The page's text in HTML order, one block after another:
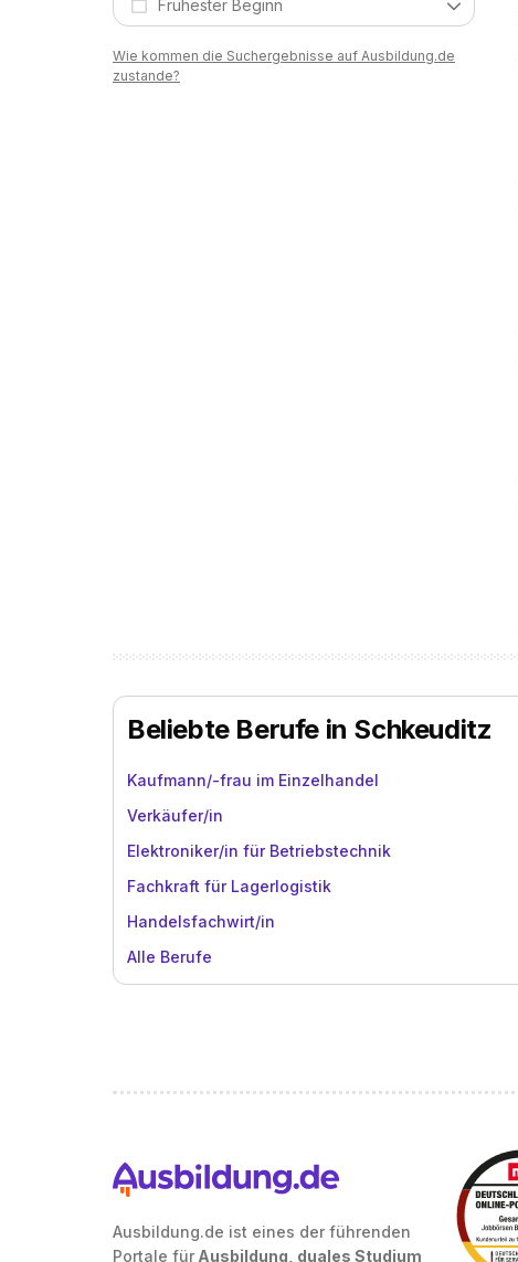
Wie kommen die Suchergebnisse auf Ausbildung.de
zustande?
Beliebte Berufe in Schkeuditz
Kaufmann/-frau im Einzelhandel
Verkäufer/in
Elektroniker/in für Betriebstechnik
Fachkraft für Lagerlogistik
Handelsfachwirt/in
Alle Berufe
Ausbildung.de ist eines der führenden
Portale für Ausbildung, duales Studium